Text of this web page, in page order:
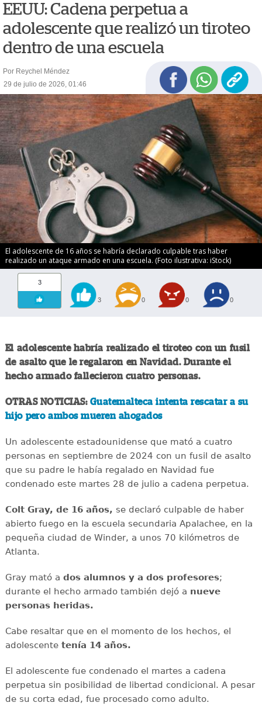
EEUU: Cadena perpetua a
adolescente que realizó un tiroteo
dentro de una escuela
Por Reychel Méndez
29 de julio de 2026, 01:46
El adolescente de 16 años se habría declarado culpable tras haber
realizado un ataque armado en una escuela. (Foto ilustrativa: iStock)
3
3 0 0 0
El adolescente habría realizado el tiroteo con un fusil
de asalto que le regalaron en Navidad. Durante el
hecho armado fallecieron cuatro personas.
OTRAS NOTICIAS: Guatemalteca intenta rescatar a su
hijo pero ambos mueren ahogados
Un adolescente estadounidense que mató a cuatro
personas en septiembre de 2024 con un fusil de asalto
que su padre le había regalado en Navidad fue
condenado este martes 28 de julio a cadena perpetua.
Colt Gray, de 16 años, se declaró culpable de haber
abierto fuego en la escuela secundaria Apalachee, en la
pequeña ciudad de Winder, a unos 70 kilómetros de
Atlanta.
Gray mató a dos alumnos y a dos profesores;
durante el hecho armado también dejó a nueve
personas heridas.
Cabe resaltar que en el momento de los hechos, el
adolescentetenía 14 años.
El adolescente fue condenado el martes a cadena
perpetua sin posibilidad de libertad condicional. A pesar
de su corta edad, fue procesado como adulto.